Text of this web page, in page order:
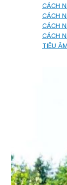
CÁCH
CÁCH
CÁCH
CÁCH
TIÊU
ĐỒNG
CẢM
LƯU
ỐNG